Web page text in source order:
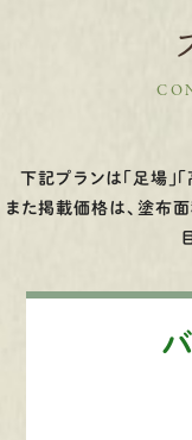
下記プランは「足場」
また掲載価格は、塗布